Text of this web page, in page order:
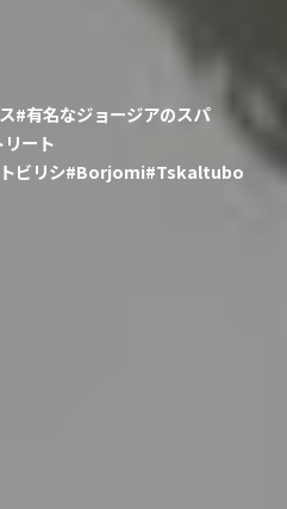
#有名なジョージアのスパ
ート
ビリシ#Borjomi#Tskaltubo